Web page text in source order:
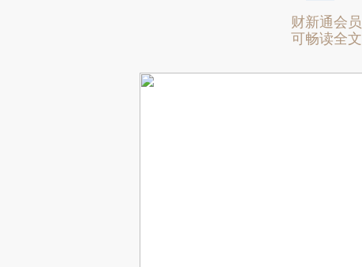
财新通会员
可畅读全文